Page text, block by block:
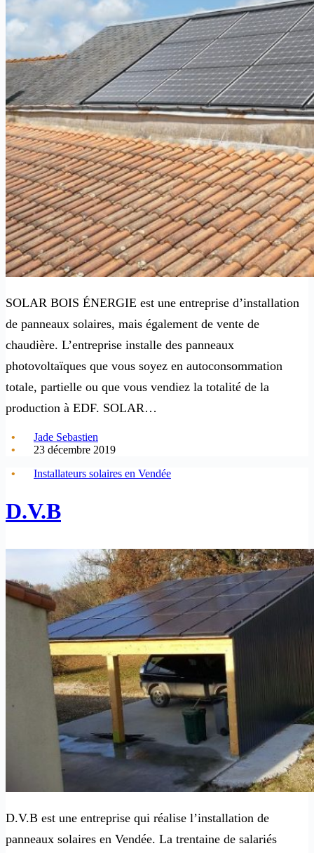
SOLAR BOIS ÉNERGIE est une entreprise d’installation
de panneaux solaires, mais également de vente de
chaudière. L’entreprise installe des panneaux
photovoltaïques que vous soyez en autoconsommation
totale, partielle ou que vous vendiez la totalité de la
production à EDF. SOLAR…
Jade Sebastien
23 décembre 2019
Installateurs solaires en Vendée
D.V.B
D.V.B est une entreprise qui réalise l’installation de
panneaux solaires en Vendée. La trentaine de salariés